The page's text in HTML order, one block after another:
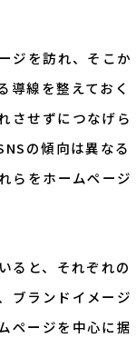
ジを訪れ、そこか
導線を整えておく
させずにつなげら
の傾向は異なる
らをホームページ
ると、それぞれの
ブランドイメージ
ページを中心に据